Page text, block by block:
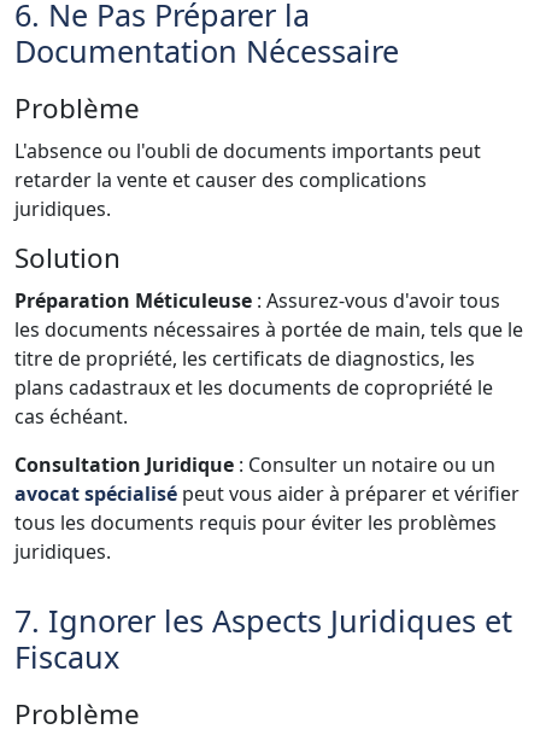
6. Ne Pas Préparer la
Documentation Nécessaire
Problème
L'absence ou l'oubli de documents importants peut
retarder la vente et causer des complications
juridiques.
Solution
Préparation Méticuleuse : Assurez-vous d'avoir tous
les documents nécessaires à portée de main, tels que le
titre de propriété, les certificats de diagnostics, les
plans cadastraux et les documents de copropriété le
cas échéant.
Consultation Juridique : Consulter un notaire ou un
avocat spécialisé peut vous aider à préparer et vérifier
tous les documents requis pour éviter les problèmes
juridiques.
7. Ignorer les Aspects Juridiques et
Fiscaux
Problème